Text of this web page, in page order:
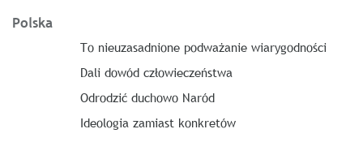
Polska
To nieuzasadnione podważanie wiarygodności
Dali dowód człowieczeństwa
Odrodzić duchowo Naród
Ideologia zamiast konkretów